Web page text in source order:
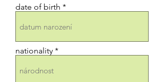
date of birth
nationality